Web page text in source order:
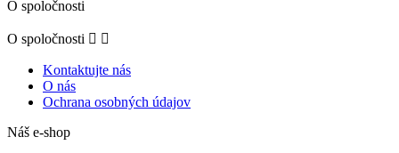
O spoločnosti
O spoločnosti  
Kontaktujte nás
O nás
Ochrana osobných údajov
Náš e-shop